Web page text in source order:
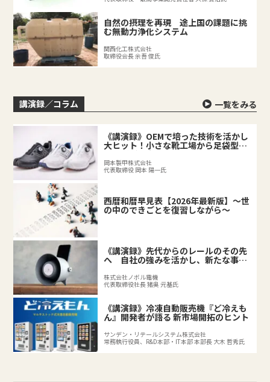
自然の摂理を再現 途上国の課題に挑
む無動力浄化システム
関西化工株式会社
取締役会長 余吾 俊氏
講演録／コラム 一覧をみる
《講演録》OEMで培った技術を活かし
大ヒット！小さな靴工場から足袋型シ
ューズが誕生するまで
岡本製甲株式会社
代表取締役 岡本 陽一氏
西暦和暦早見表【2026年最新版】～世
の中のできごとを復習しながら～
《講演録》先代からのレールのその先
へ 自社の強みを活かし、新たな事業
株式会社ノボル電機
代表取締役社長 猪奥 元基氏
《講演録》冷凍自動販売機『ど冷えも
ん』開発者が語る 新市場開拓のヒント
サンデン・リテールシステム株式会社
常務執行役員、R&D本部・IT本部 本部長 大木 哲秀氏